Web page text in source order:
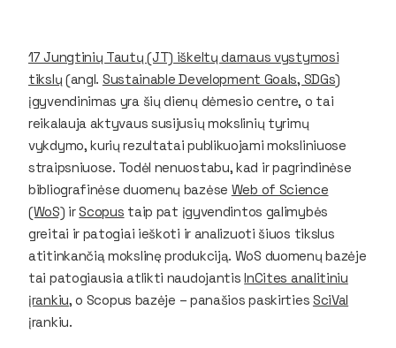
17 Jungtinių Tautų (JT) iškeltų darnaus vystymosi
tikslų (angl. Sustainable Development Goals, SDGs)
įgyvendinimas yra šių dienų dėmesio centre, o tai
reikalauja aktyvaus susijusių mokslinių tyrimų
vykdymo, kurių rezultatai publikuojami moksliniuose
straipsniuose. Todėl nenuostabu, kad ir pagrindinėse
bibliografinėse duomenų bazėse Web of Science
(WoS) irScopus taip pat įgyvendintos galimybės
greitai ir patogiai ieškoti ir analizuoti šiuos tikslus
atitinkančią mokslinę produkciją. WoS duomenų bazėje
tai patogiausia atlikti naudojantisInCites analitiniu
įrankiu, o Scopus bazėje – panašios paskirties SciVal
įrankiu.